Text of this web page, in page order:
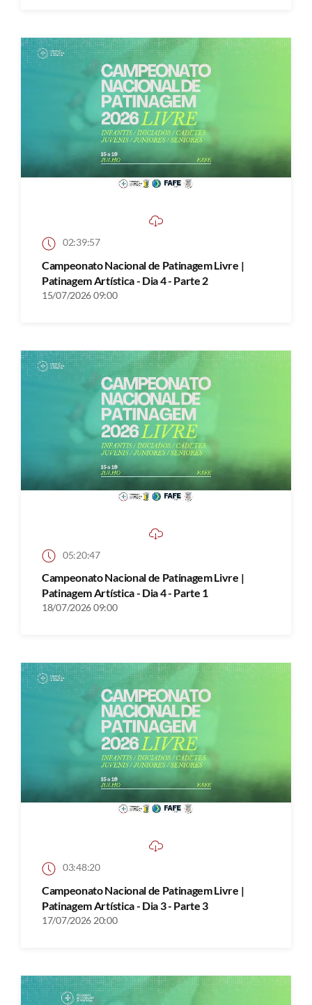
02:39:57
Campeonato Nacional de Patinagem Livre |
Patinagem Artística - Dia 4 - Parte 2
15/07/2026 09:00
05:20:47
Campeonato Nacional de Patinagem Livre |
Patinagem Artística - Dia 4 - Parte 1
18/07/2026 09:00
03:48:20
Campeonato Nacional de Patinagem Livre |
Patinagem Artística - Dia 3 - Parte 3
17/07/2026 20:00